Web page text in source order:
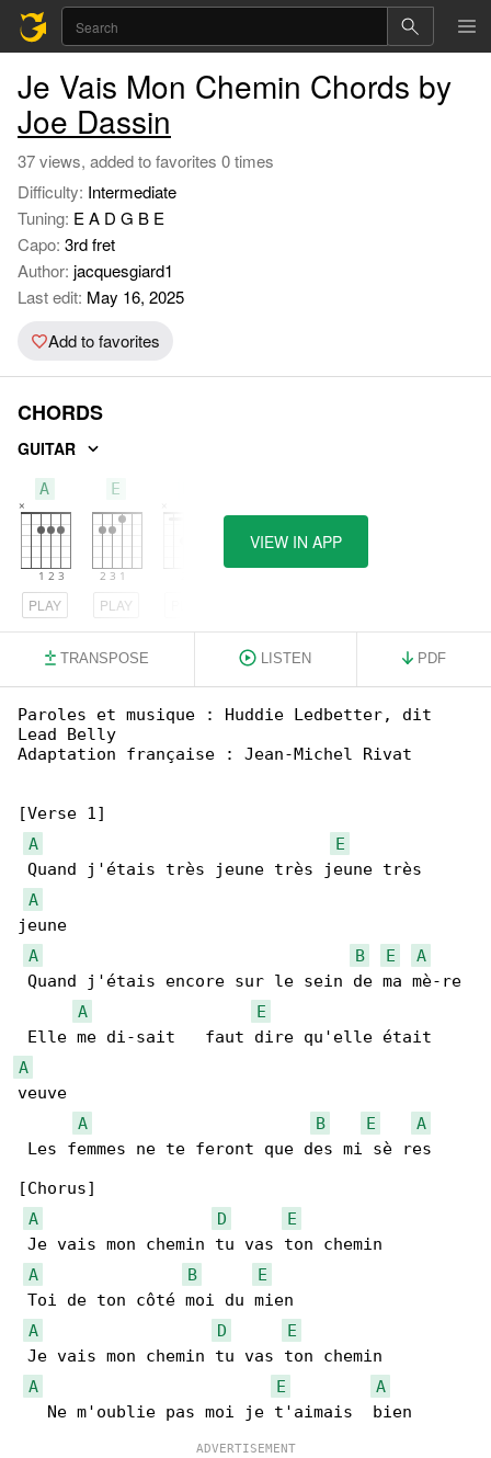
Je Vais Mon Chemin Chords by
Joe Dassin
37 views, added to favorites 0 times
Difficulty: Intermediate
Tuning: E A D G B E
Capo: 3rd fret
Author: jacquesgiard1
Last edit: May 16, 2025
Add to favorites
CHORDS
GUITAR
A
PLAY
E
PLAY
VIEW IN APP
TRANSPOSE LISTEN PDF
Paroles et musique : Huddie Ledbetter, dit
Lead Belly
Adaptation française : Jean-Michel Rivat
[Verse 1]
A
E
Quand j'étais très jeune très jeune très
A
jeune
A
B E
A
Quand j'étais encore sur le sein de ma mè-re
A
E
A
veuve
A
B E
A
Les femmes ne te feront que des mi sè res
[Chorus]
A
D
E
Je vais mon chemin tu vas ton chemin
A
B
E
Toi de ton côté moi du mien
A
D
E
Je vais mon chemin tu vas ton chemin
A
E
A